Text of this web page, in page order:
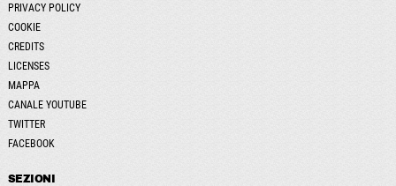
PRIVACY POLICY
COOKIE
CREDITS
LICENSES
MAPPA
CANALE YOUTUBE
TWITTER
FACEBOOK
SEZIONI